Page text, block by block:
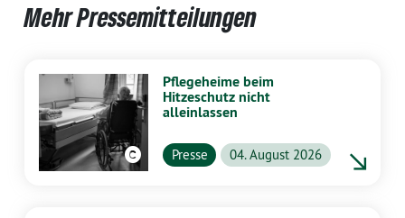
Mehr Pressemitteilungen
Pflegeheime beim
Hitzeschutz nicht
alleinlassen
Presse 04. August 2026